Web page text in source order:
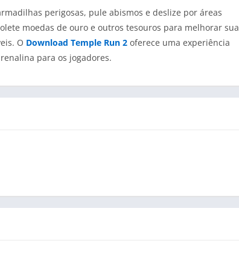
perigosas, pule abismos e deslize por áreas
moedas de ouro e outros tesouros para melhorar sua
O Download Temple Run 2 oferece uma experiência
para os jogadores.